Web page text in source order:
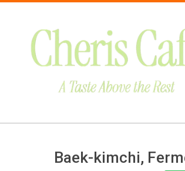
content
Baek-kimchi,